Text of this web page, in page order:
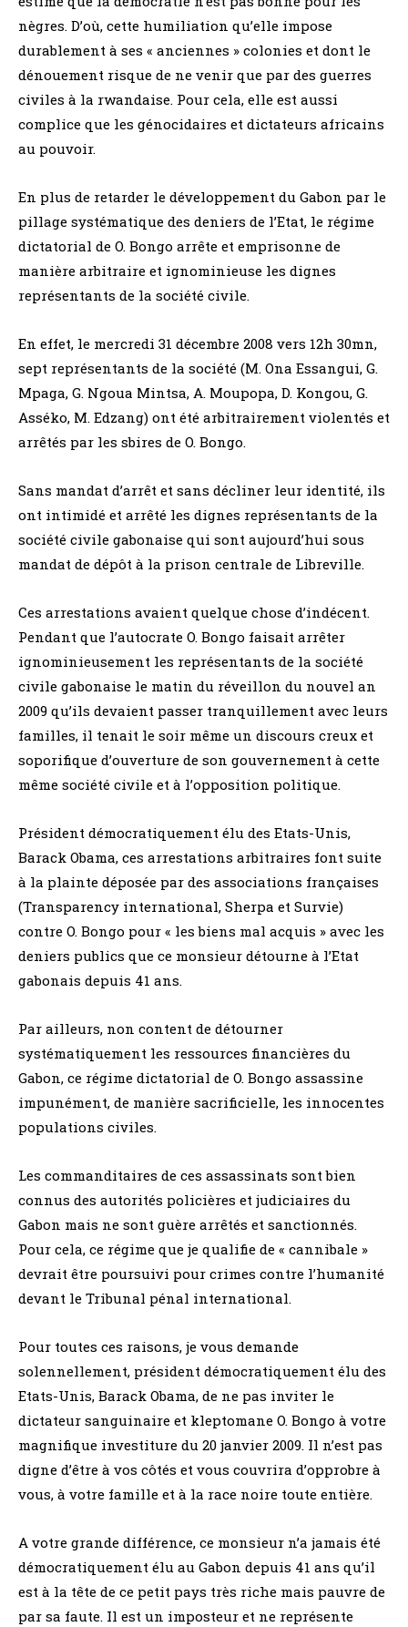
nègres. D’où, cette humiliation qu’elle impose
durablement à ses « anciennes » colonies et dont le
dénouement risque de ne venir que par des guerres
civiles à la rwandaise. Pour cela, elle est aussi
complice que les génocidaires et dictateurs africains
au pouvoir.
En plus de retarder le développement du Gabon par le
pillage systématique des deniers de l’Etat, le régime
dictatorial de O. Bongo arrête et emprisonne de
manière arbitraire et ignominieuse les dignes
représentants de la société civile.
En effet, le mercredi 31 décembre 2008 vers 12h 30mn,
sept représentants de la société (M. Ona Essangui, G.
Mpaga, G. Ngoua Mintsa, A. Moupopa, D. Kongou, G.
Asséko, M. Edzang) ont été arbitrairement violentés et
arrêtés par les sbires de O. Bongo.
Sans mandat d’arrêt et sans décliner leur identité, ils
ont intimidé et arrêté les dignes représentants de la
société civile gabonaise qui sont aujourd’hui sous
mandat de dépôt à la prison centrale de Libreville.
Ces arrestations avaient quelque chose d’indécent.
Pendant que l’autocrate O. Bongo faisait arrêter
ignominieusement les représentants de la société
civile gabonaise le matin du réveillon du nouvel an
2009 qu’ils devaient passer tranquillement avec leurs
familles, il tenait le soir même un discours creux et
soporifique d’ouverture de son gouvernement à cette
même société civile et à l’opposition politique.
Président démocratiquement élu des Etats-Unis,
Barack Obama, ces arrestations arbitraires font suite
à la plainte déposée par des associations françaises
(Transparency international, Sherpa et Survie)
contre O. Bongo pour « les biens mal acquis » avec les
deniers publics que ce monsieur détourne à l’Etat
gabonais depuis 41 ans.
Par ailleurs, non content de détourner
systématiquement les ressources financières du
Gabon, ce régime dictatorial de O. Bongo assassine
impunément, de manière sacrificielle, les innocentes
populations civiles.
Les commanditaires de ces assassinats sont bien
connus des autorités policières et judiciaires du
Gabon mais ne sont guère arrêtés et sanctionnés.
Pour cela, ce régime que je qualifie de « cannibale »
devrait être poursuivi pour crimes contre l’humanité
devant le Tribunal pénal international.
Pour toutes ces raisons, je vous demande
solennellement, président démocratiquement élu des
Etats-Unis, Barack Obama, de ne pas inviter le
dictateur sanguinaire et kleptomane O. Bongo à votre
magnifique investiture du 20 janvier 2009. Il n’est pas
digne d’être à vos côtés et vous couvrira d’opprobre à
vous, à votre famille et à la race noire toute entière.
A votre grande différence, ce monsieur n’a jamais été
démocratiquement élu au Gabon depuis 41 ans qu’il
est à la tête de ce petit pays très riche mais pauvre de
par sa faute. Il est un imposteur et ne représente